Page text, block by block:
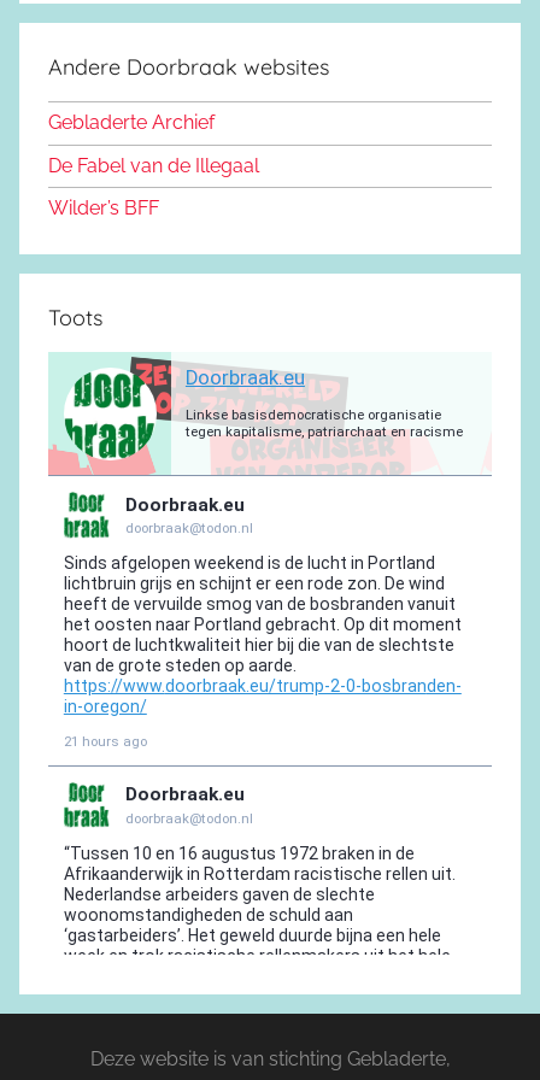
o
n
s
u
g
s
a
m
b
o
o
k
Andere Doorbraak websites
Gebladerte Archief
De Fabel van de Illegaal
Wilder’s BFF
Toots
Deze website is van stichting Gebladerte,